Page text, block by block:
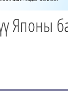
Японы